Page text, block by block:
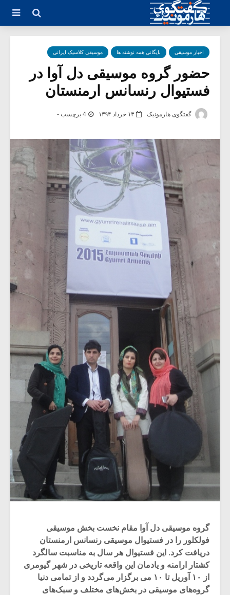
اخبار موسیقی بایگانی همه نوشته ها موسیقی کلاسیک ایرانی
حضور گروه موسیقی دل آوا در
فستیوال رنسانس ارمنستان
گفتگوی هارمونیک ۱۳ خرداد ۱۳۹۴ 4 برچسب -
گروه موسیقی دل آوا مقام نخست بخش موسیقی
فولکلور را در فستیوال موسیقی رنسانس ارمنستان
دریافت کرد. این فستیوال هر سال به مناسبت سالگرد
کشتار ارامنه و یادمان این واقعه تاریخی در شهر گیومری
از ۱۰ آوریل تا ۱۰ می‌ برگزار می‌گردد و از تمامی‌ دنیا
گروه‌های موسیقی در بخش‌های مختلف و سبک‌های